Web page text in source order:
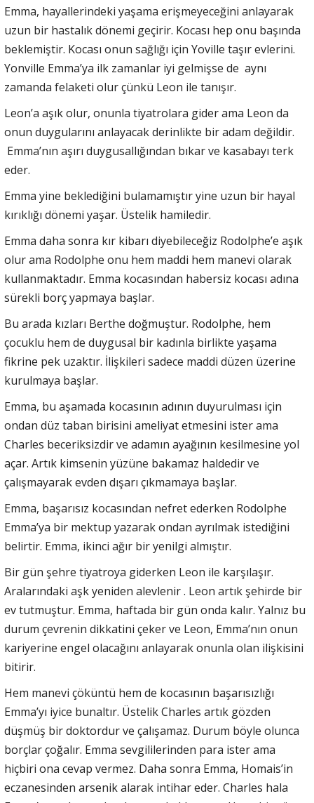
Emma, hayallerindeki yaşama erişmeyeceğini anlayarak
uzun bir hastalık dönemi geçirir. Kocası hep onu başında
beklemiştir. Kocası onun sağlığı için Yoville taşır evlerini.
Yonville Emma’ya ilk zamanlar iyi gelmişse de aynı
zamanda felaketi olur çünkü Leon ile tanışır.
Leon’a aşık olur, onunla tiyatrolara gider ama Leon da
onun duygularını anlayacak derinlikte bir adam değildir.
Emma’nın aşırı duygusallığından bıkar ve kasabayı terk
eder.
Emma yine beklediğini bulamamıştır yine uzun bir hayal
kırıklığı dönemi yaşar. Üstelik hamiledir.
Emma daha sonra kır kibarı diyebileceğiz Rodolphe’e aşık
olur ama Rodolphe onu hem maddi hem manevi olarak
kullanmaktadır. Emma kocasından habersiz kocası adına
sürekli borç yapmaya başlar.
Bu arada kızları Berthe doğmuştur. Rodolphe, hem
çocuklu hem de duygusal bir kadınla birlikte yaşama
fikrine pek uzaktır. İlişkileri sadece maddi düzen üzerine
kurulmaya başlar.
Emma, bu aşamada kocasının adının duyurulması için
ondan düz taban birisini ameliyat etmesini ister ama
Charles beceriksizdir ve adamın ayağının kesilmesine yol
açar. Artık kimsenin yüzüne bakamaz haldedir ve
çalışmayarak evden dışarı çıkmamaya başlar.
Emma, başarısız kocasından nefret ederken Rodolphe
Emma’ya bir mektup yazarak ondan ayrılmak istediğini
belirtir. Emma, ikinci ağır bir yenilgi almıştır.
Bir gün şehre tiyatroya giderken Leon ile karşılaşır.
Aralarındaki aşk yeniden alevlenir . Leon artık şehirde bir
ev tutmuştur. Emma, haftada bir gün onda kalır. Yalnız bu
durum çevrenin dikkatini çeker ve Leon, Emma’nın onun
kariyerine engel olacağını anlayarak onunla olan ilişkisini
bitirir.
Hem manevi çöküntü hem de kocasının başarısızlığı
Emma’yı iyice bunaltır. Üstelik Charles artık gözden
düşmüş bir doktordur ve çalışamaz. Durum böyle olunca
borçlar çoğalır. Emma sevgililerinden para ister ama
hiçbiri ona cevap vermez. Daha sonra Emma, Homais’in
eczanesinden arsenik alarak intihar eder. Charles hala